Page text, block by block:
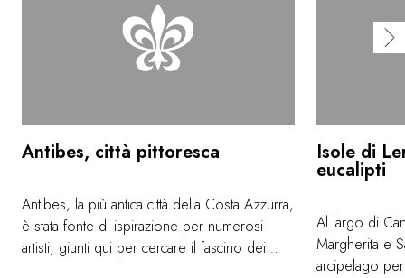
Antibes, città pittoresca
Antibes, la più antica città della Costa Azzurra,
è stata fonte di ispirazione per numerosi
artisti, giunti qui per cercare il fascino dei
Isole di
eucalipti
Al largo di
Margherita e
arcipelago